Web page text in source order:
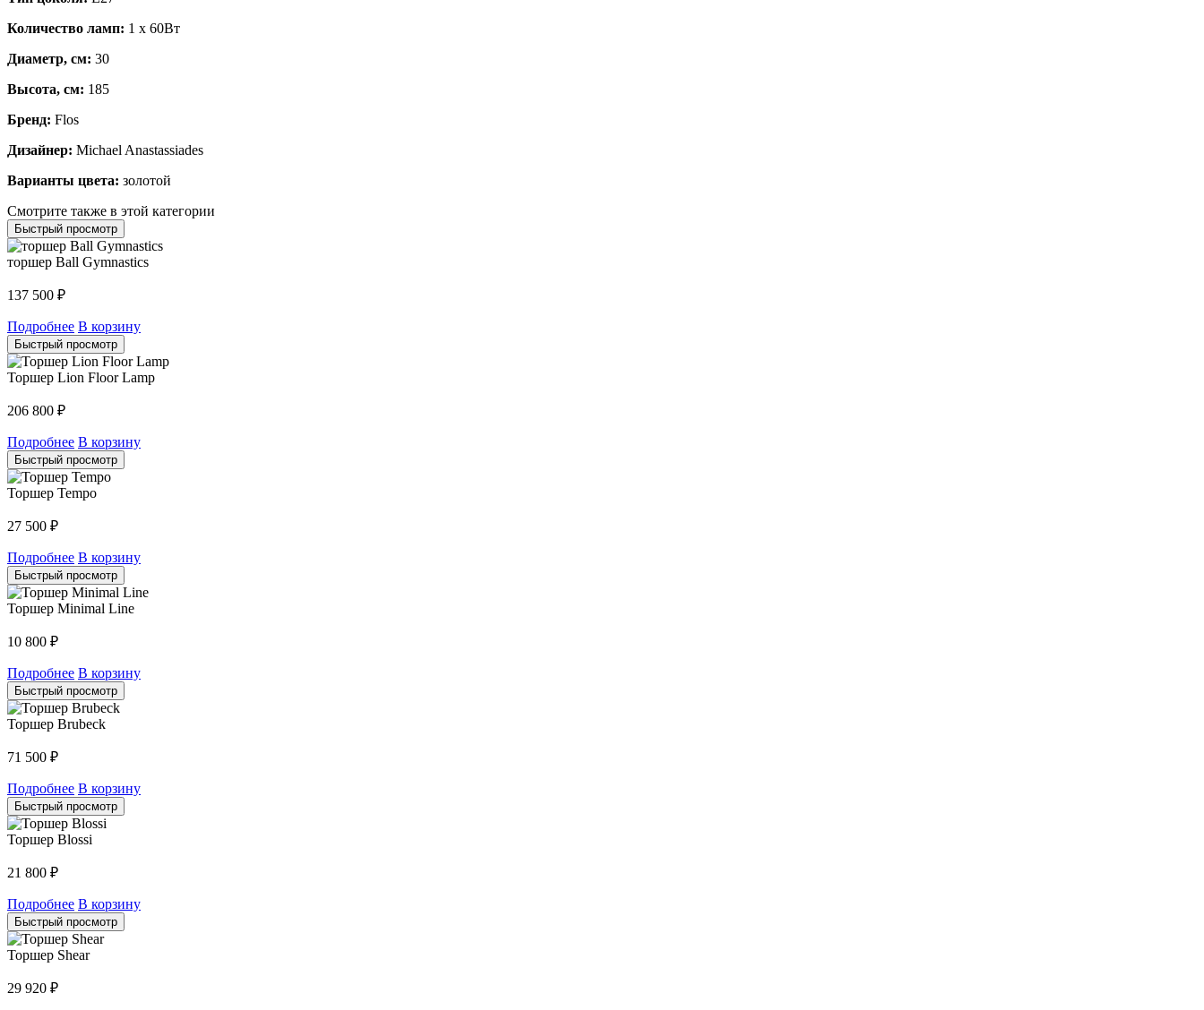
Количество ламп: 1 x 60Вт
Диаметр, см: 30
Высота, см: 185
Бренд: Flos
Дизайнер: Michael Anastassiades
Варианты цвета: золотой
Смотрите также в этой категории
Быстрый просмотр
торшер Ball Gymnastics
137 500 ₽
Подробнее В корзину
Быстрый просмотр
Торшер Lion Floor Lamp
206 800 ₽
Подробнее В корзину
Быстрый просмотр
Торшер Tempo
27 500 ₽
Подробнее В корзину
Быстрый просмотр
Торшер Minimal Line
10 800 ₽
Подробнее В корзину
Быстрый просмотр
Торшер Brubeck
71 500 ₽
Подробнее В корзину
Быстрый просмотр
Торшер Blossi
21 800 ₽
Подробнее В корзину
Быстрый просмотр
Торшер Shear
29 920 ₽